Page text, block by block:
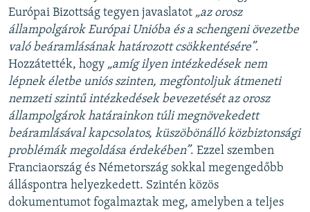
Európai Bizottság tegyen javaslatot „az orosz
állampolgárok Európai Unióba és a schengeni övezetbe
való beáramlásának határozott csökkentésére”.
Hozzátették, hogy „amíg ilyen intézkedések nem
lépnek életbe uniós szinten, megfontoljuk átmeneti
nemzeti szintű intézkedések bevezetését az orosz
állampolgárok határainkon túli megnövekedett
beáramlásával kapcsolatos, küszöbönálló közbiztonsági
problémák megoldása érdekében”. Ezzel szemben
Franciaország és Németország sokkal megengedőbb
álláspontra helyezkedett. Szintén közös
dokumentumot fogalmaztak meg, amelyben a teljes